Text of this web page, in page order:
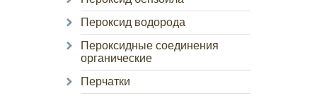
Пероксид водорода
Пероксидные соединения
органические
Перчатки